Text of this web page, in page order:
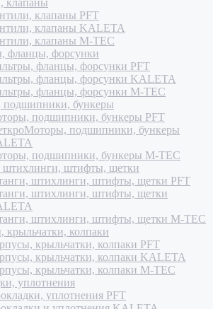
клапаны PFT
клапаны KALETA
клапаны M-TEC
фланцы, форсунки
фланцы, форсунки PFT
фланцы, форсунки KALETA
фланцы, форсунки M-TEC
бункеры
подшипники, бункеры PFT
подшипники, бункеры
подшипники, бункеры M-TEC
штифты, щетки
штихлинги, штифты, щетки PFT
штихлинги, штифты, щетки
штихлинги, штифты, щетки M-TEC
крыльчатки, колпаки
крыльчатки, колпаки PFT
крыльчатки, колпаки KALETA
крыльчатки, колпаки M-TEC
уплотнения
уплотнения PFT